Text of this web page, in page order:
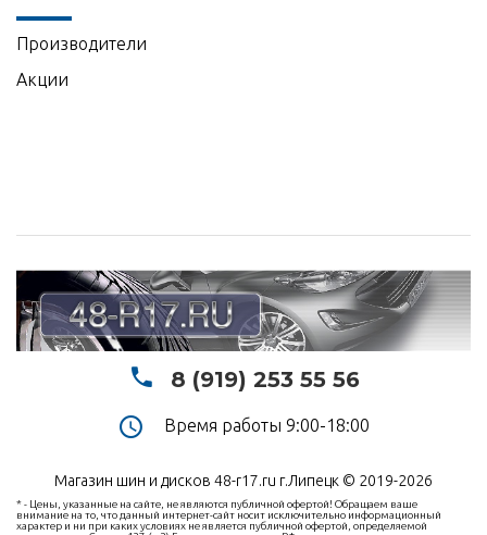
Производители
Акции
8 (919) 253 55 56
Время работы 9:00-18:00
Магазин шин и дисков 48-r17.ru г.Липецк © 2019-2026
* - Цены, указанные на сайте, не являются публичной офертой! Обращаем ваше
внимание на то, что данный интернет-сайт носит исключительно информационный
характер и ни при каких условиях не является публичной офертой, определяемой